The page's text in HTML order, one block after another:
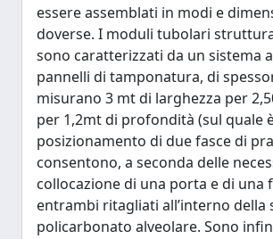
essere assemblati in modi e
doverse. I moduli tubolari
sono caratterizzati da un sistema
pannelli di tamponatura, di
misurano 3 mt di larghezza per
per 1,2mt di profondità (sul quale
posizionamento di due fasce di
consentono, a seconda delle
collocazione di una porta e di una
entrambi ritagliati all’interno della
policarbonato alveolare. Sono